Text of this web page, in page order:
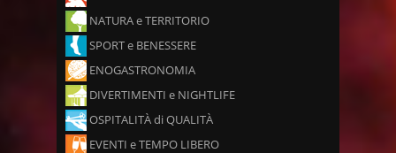
NATURA e TERRITORIO
SPORT e BENESSERE
ENOGASTRONOMIA
DIVERTIMENTI e NIGHTLIFE
OSPITALITÀ di QUALITÀ
EVENTI e TEMPO LIBERO